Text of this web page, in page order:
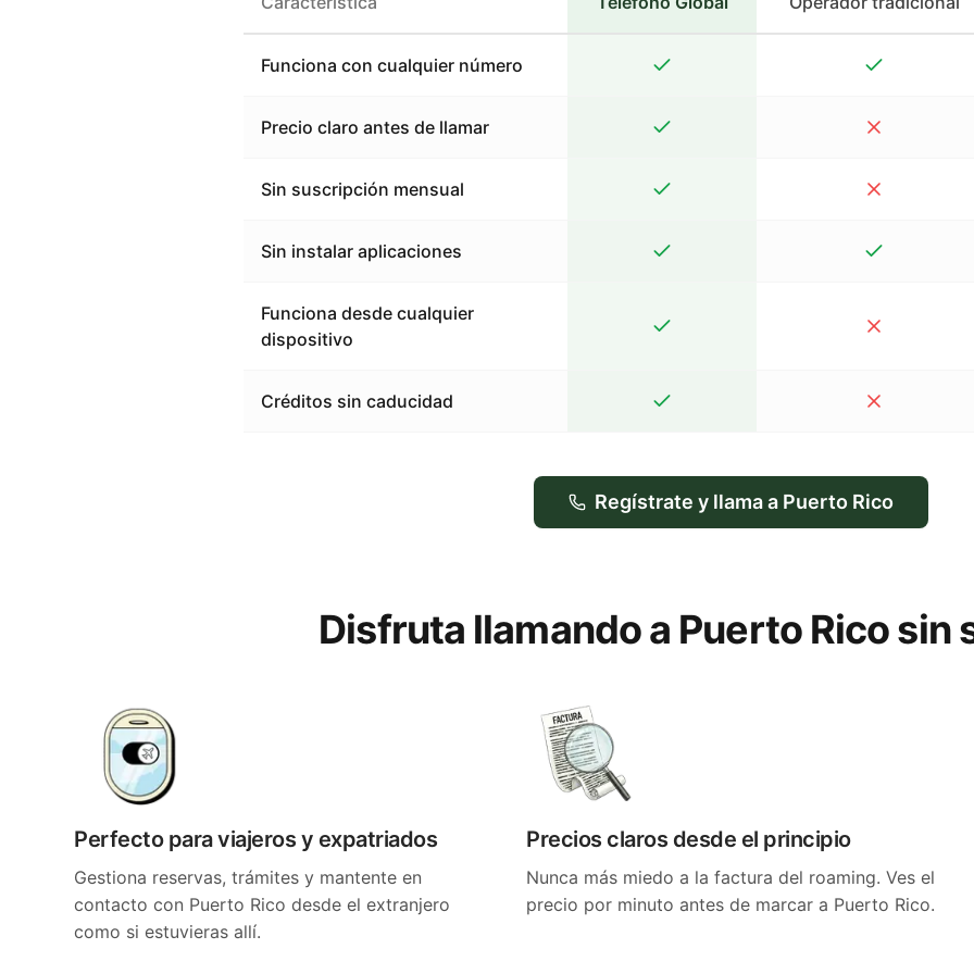
Funciona con cualquier número
Precio claro antes de llamar
Sin suscripción mensual
Sin instalar aplicaciones
Funciona desde cualquier
dispositivo
Créditos sin caducidad
Regístrate y llama a Puerto Rico
Disfruta llamando a Puerto Rico sin
Perfecto para viajeros y expatriados
Gestiona reservas, trámites y mantente en
contacto con Puerto Rico desde el extranjero
como si estuvieras allí.
Precios claros desde el principio
Nunca más miedo a la factura del roaming. Ves el
precio por minuto antes de marcar a Puerto Rico.